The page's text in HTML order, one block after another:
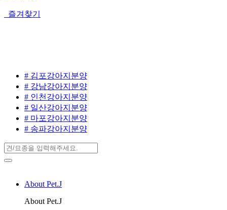
즐겨찾기
# 김포강아지분양
# 강남강아지분양
# 인천강아지분양
# 일산강아지분양
# 마포강아지분양
# 송파강아지분양
About Pet.J
About Pet.J